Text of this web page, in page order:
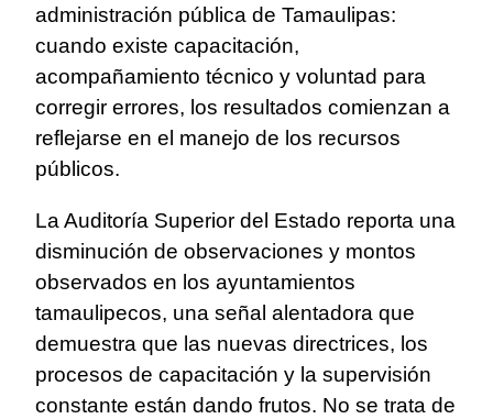
administración pública de Tamaulipas:
cuando existe capacitación,
acompañamiento técnico y voluntad para
corregir errores, los resultados comienzan a
reflejarse en el manejo de los recursos
públicos.
La Auditoría Superior del Estado reporta una
disminución de observaciones y montos
observados en los ayuntamientos
tamaulipecos, una señal alentadora que
demuestra que las nuevas directrices, los
procesos de capacitación y la supervisión
constante están dando frutos. No se trata de